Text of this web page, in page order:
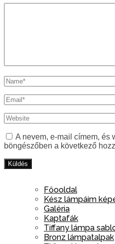
A nevem, e-mail címem, és
böngészőben a következő
Főooldal
Kész lámpáim
Galéria
Kaptafák
Tiffany lámpa
Bronz lámpatalpak